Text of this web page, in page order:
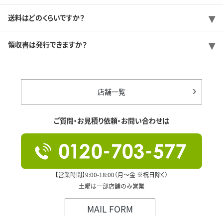
送料はどのくらいですか？
領収書は発行できますか？
店舗一覧
ご質問・お見積り依頼・お問い合わせは
【営業時間】9:00-18:00（月～金 ※祝日除く）
土曜は一部店舗のみ営業
MAIL FORM